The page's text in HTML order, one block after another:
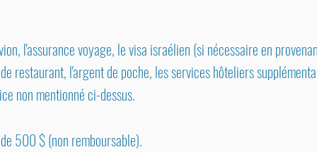
l'assurance voyage, le visa israélien (si nécessaire en
restaurant, l'argent de poche, les services hôteliers
non mentionné ci-dessus.
500 $ (non remboursable).